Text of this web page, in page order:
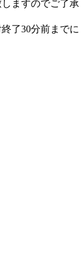
ますのでご了承
了30分前までに